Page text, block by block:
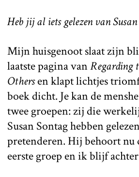
Heb jij al iets gelezen van
Mijn huisgenoot slaat zijn
laatste pagina vanRegarding
Othersen klapt lichtjes
boek dicht. Je kan de
twee groepen: zij die
Susan Sontag hebben
pretenderen. Hij behoort
eerste groep en ik blijf